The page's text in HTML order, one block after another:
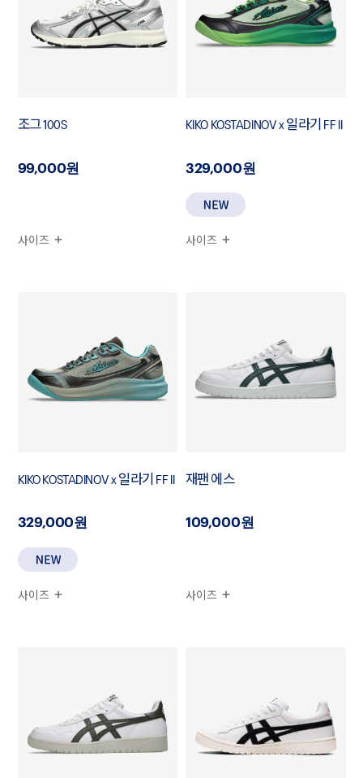
조그 100S
99,000원
사이즈
KIKO KOSTADINOV x 일라기 FF II
329,000원
사이즈
KIKO KOSTADINOV x 일라기 FF II
329,000원
사이즈
재팬 에스
109,000원
사이즈